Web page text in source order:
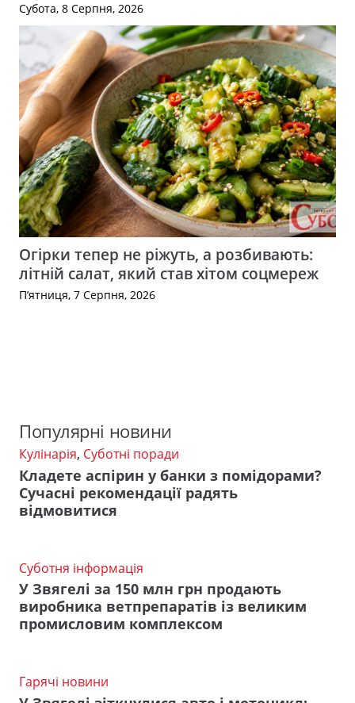
Субота, 8 Серпня, 2026
Огірки тепер не ріжуть, а розбивають:
літній салат, який став хітом соцмереж
П’ятниця, 7 Серпня, 2026
Популярні новини
Кулінарія, Суботні поради
Кладете аспірин у банки з помідорами?
Сучасні рекомендації радять
відмовитися
Суботня інформація
У Звягелі за 150 млн грн продають
виробника ветпрепаратів із великим
промисловим комплексом
Гарячі новини